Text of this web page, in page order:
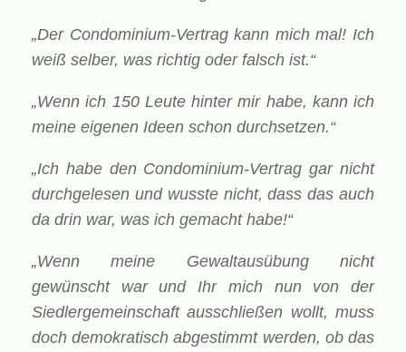
„Der Condominium-Vertrag kann mich mal! Ich
weiß selber, was richtig oder falsch ist.“
„Wenn ich 150 Leute hinter mir habe, kann ich
meine eigenen Ideen schon durchsetzen.“
„Ich habe den Condominium-Vertrag gar nicht
durchgelesen und wusste nicht, dass das auch
da drin war, was ich gemacht habe!“
„Wenn meine Gewaltausübung nicht
gewünscht war und Ihr mich nun von der
Siedlergemeinschaft ausschließen wollt, muss
doch demokratisch abgestimmt werden, ob das